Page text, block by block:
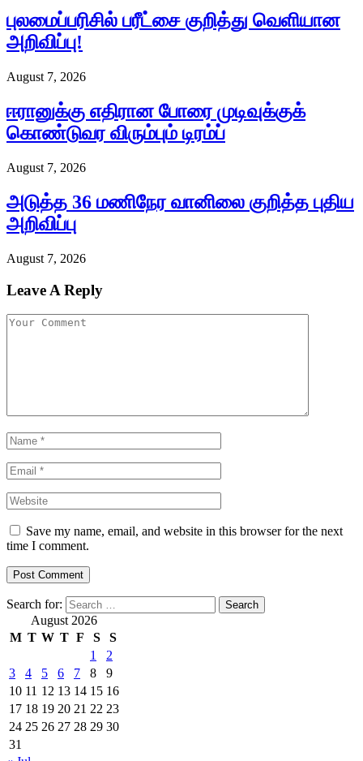
புலமைப்பரிசில் பரீட்சை குறித்து வெளியான
அறிவிப்பு!
August 7, 2026
ஈரானுக்கு எதிரான போரை முடிவுக்குக்
கொண்டுவர விரும்பும் டிரம்ப்
August 7, 2026
அடுத்த 36 மணிநேர வானிலை குறித்த புதிய
அறிவிப்பு
August 7, 2026
Leave A Reply
Save my name, email, and website in this browser for the next
time I comment.
Search for:
August 2026
M T W T F S
S
1
2
3
4 5 6 7 8
9
10 11 12 13 14 15 16
17 18 19 20 21 22 23
24 25 26 27 28 29 30
31